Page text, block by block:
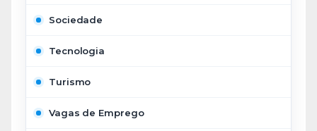
Sociedade
Tecnologia
Turismo
Vagas de Emprego